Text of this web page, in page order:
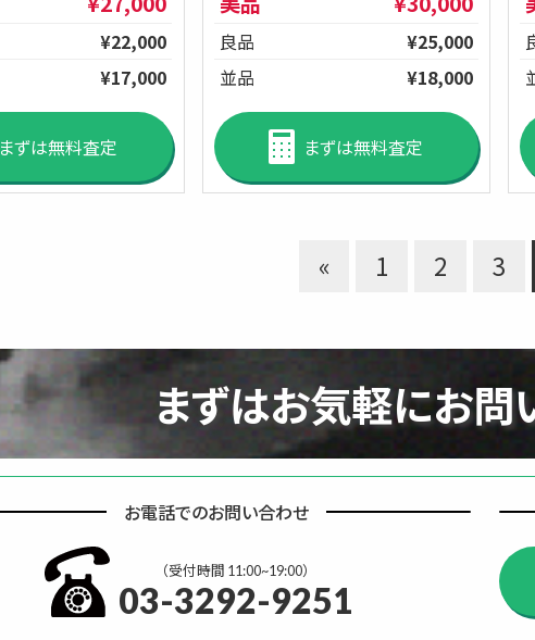
¥22,000
¥17,000
まずは無料査定
良品
¥25,000
並品
¥18,000
まずは無料査定
« 1 2 3
まずはお気軽にお問
お電話でのお問い合わせ
（受付時間 11:00~19:00）
03-3292-9251